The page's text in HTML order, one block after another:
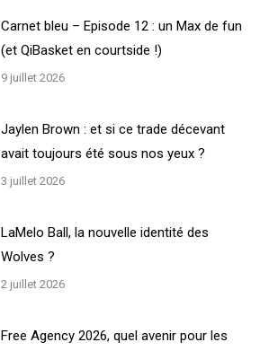
Carnet bleu – Episode 12 : un Max de fun
(et QiBasket en courtside !)
9 juillet 2026
Jaylen Brown : et si ce trade décevant
avait toujours été sous nos yeux ?
3 juillet 2026
LaMelo Ball, la nouvelle identité des
Wolves ?
2 juillet 2026
Free Agency 2026, quel avenir pour les